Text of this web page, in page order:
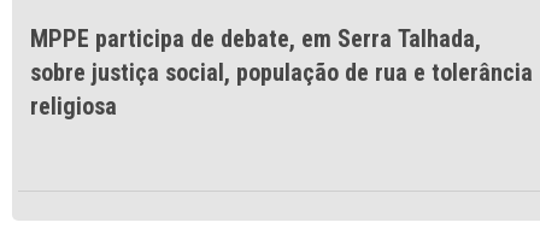
MPPE participa de debate, em Serra Talhada,
sobre justiça social, população de rua e tolerância
religiosa